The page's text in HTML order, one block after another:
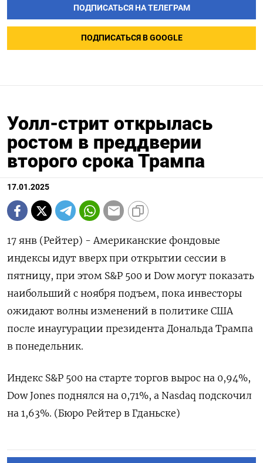
ПОДПИСАТЬСЯ НА ТЕЛЕГРАМ
ПОДПИСАТЬСЯ В GOOGLE
Уолл-стрит открылась
ростом в преддверии
второго срока Трампа
17.01.2025
17 янв (Рейтер) - Американские фондовые
индексы идут вверх при открытии сессии в
пятницу, при этом S&P 500 и Dow могут показать
наибольший с ноября подъем, пока инвесторы
ожидают волны изменений в политике США
после инаугурации президента Дональда Трампа
в понедельник.
Индекс S&P 500 на старте торгов вырос на 0,94%,
Dow Jones поднялся на 0,71%, а Nasdaq подскочил
на 1,63%. (Бюро Рейтер в Гданьске)